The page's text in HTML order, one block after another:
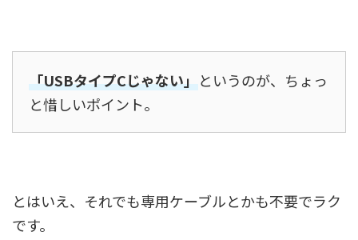
「USBタイプCじゃない」というのが、ちょっ
と惜しいポイント。
とはいえ、それでも専用ケーブルとかも不要でラク
です。